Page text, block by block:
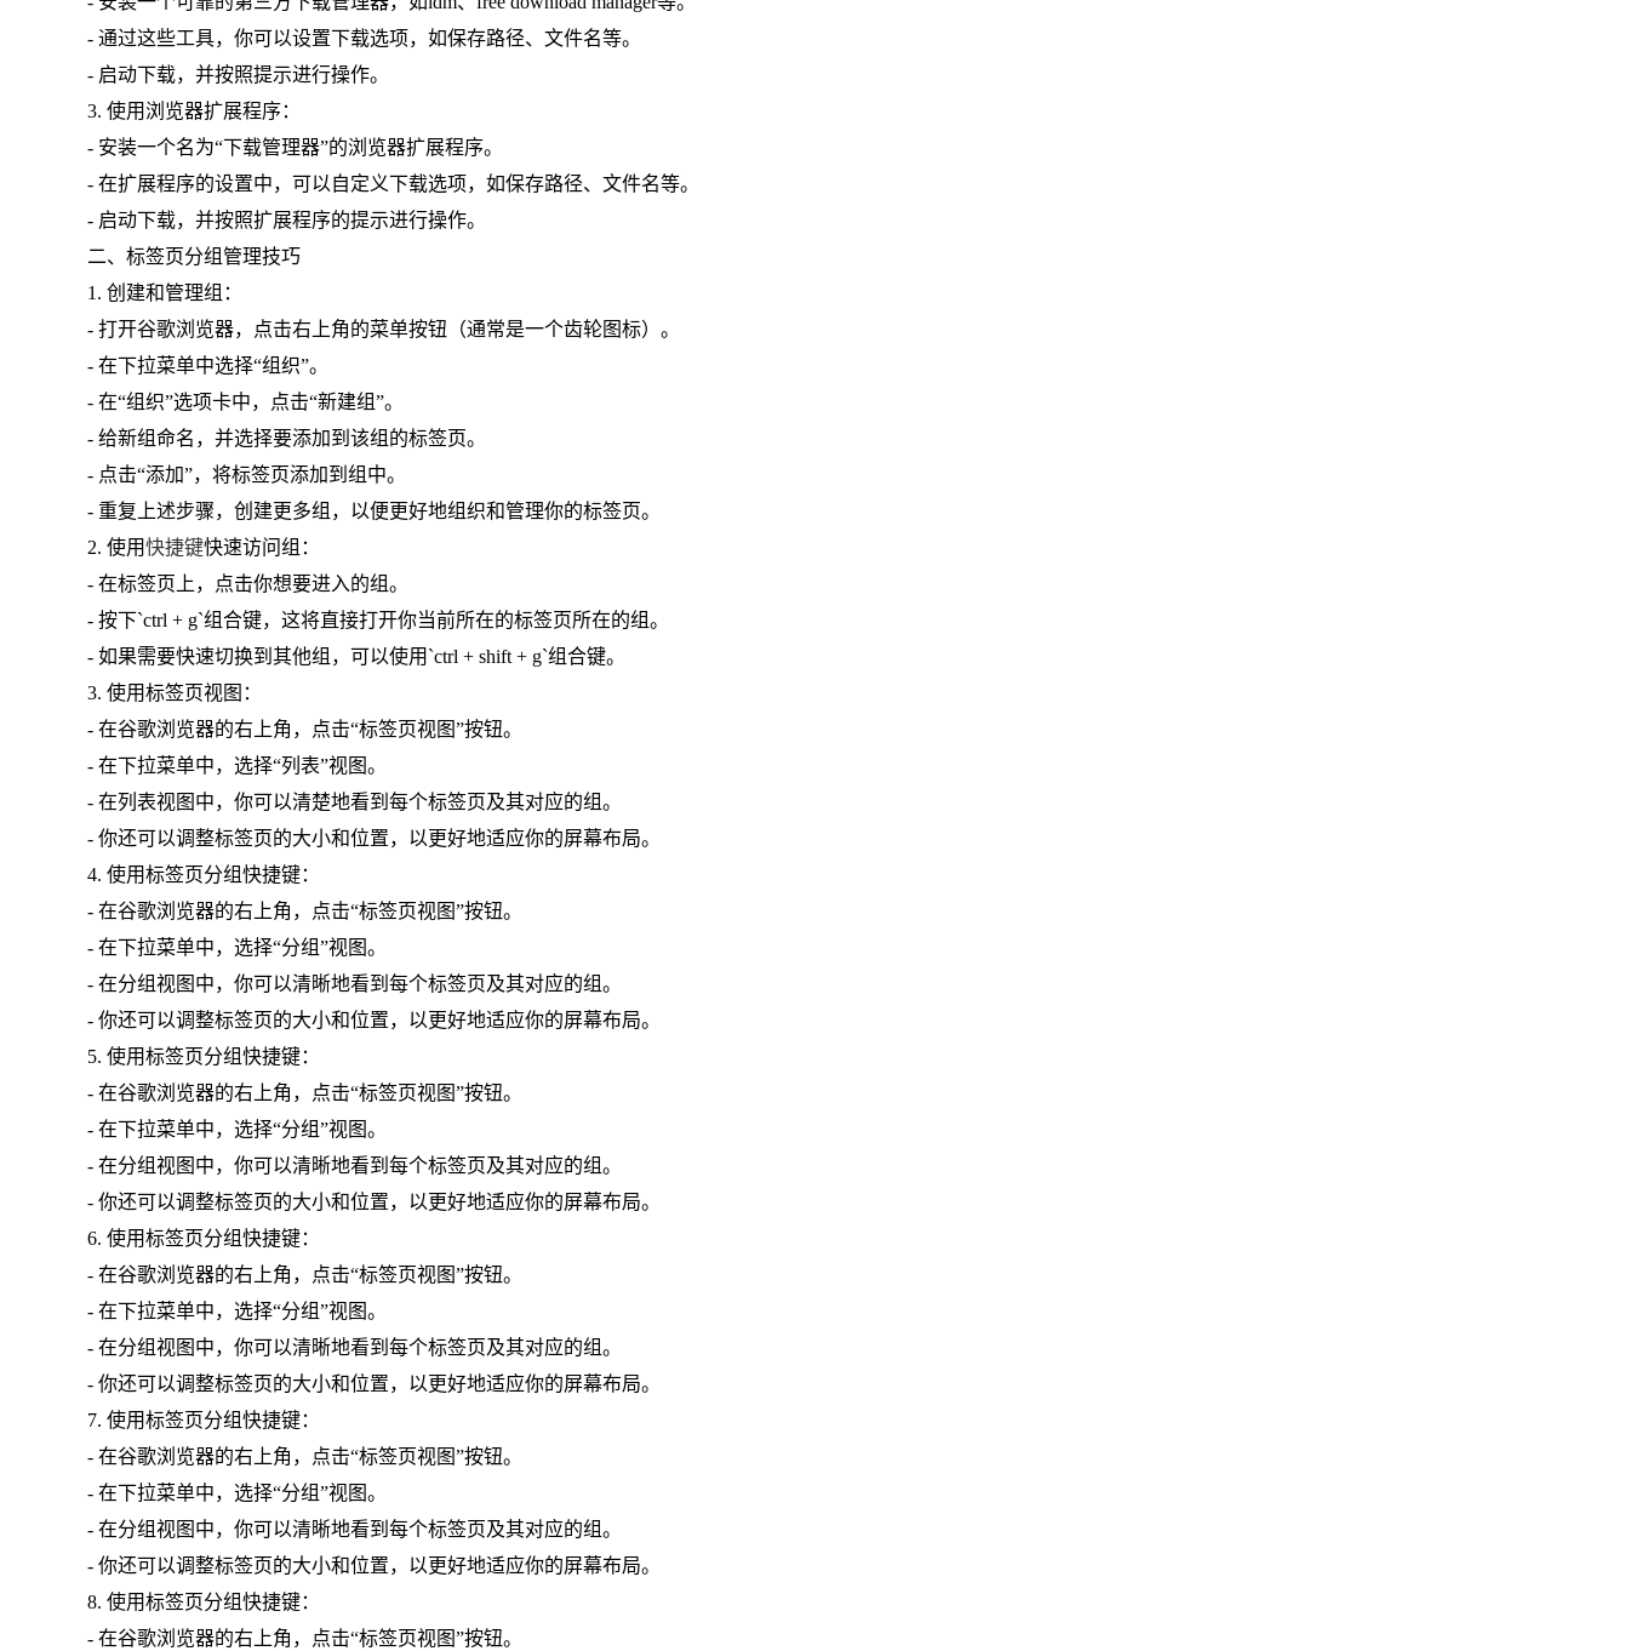
- 通过这些工具，你可以设置下载选项，如保存路径、文件名等。
- 启动下载，并按照提示进行操作。
3. 使用浏览器扩展程序：
- 安装一个名为“下载管理器”的浏览器扩展程序。
- 在扩展程序的设置中，可以自定义下载选项，如保存路径、文件名等。
- 启动下载，并按照扩展程序的提示进行操作。
二、标签页分组管理技巧
1. 创建和管理组：
- 打开谷歌浏览器，点击右上角的菜单按钮（通常是一个齿轮图标）。
- 在下拉菜单中选择“组织”。
- 在“组织”选项卡中，点击“新建组”。
- 给新组命名，并选择要添加到该组的标签页。
- 点击“添加”，将标签页添加到组中。
- 重复上述步骤，创建更多组，以便更好地组织和管理你的标签页。
2. 使用快捷键快速访问组：
- 在标签页上，点击你想要进入的组。
- 按下`ctrl + g`组合键，这将直接打开你当前所在的标签页所在的组。
- 如果需要快速切换到其他组，可以使用`ctrl + shift + g`组合键。
3. 使用标签页视图：
- 在谷歌浏览器的右上角，点击“标签页视图”按钮。
- 在下拉菜单中，选择“列表”视图。
- 在列表视图中，你可以清楚地看到每个标签页及其对应的组。
- 你还可以调整标签页的大小和位置，以更好地适应你的屏幕布局。
4. 使用标签页分组快捷键：
- 在谷歌浏览器的右上角，点击“标签页视图”按钮。
- 在下拉菜单中，选择“分组”视图。
- 在分组视图中，你可以清晰地看到每个标签页及其对应的组。
- 你还可以调整标签页的大小和位置，以更好地适应你的屏幕布局。
5. 使用标签页分组快捷键：
- 在谷歌浏览器的右上角，点击“标签页视图”按钮。
- 在下拉菜单中，选择“分组”视图。
- 在分组视图中，你可以清晰地看到每个标签页及其对应的组。
- 你还可以调整标签页的大小和位置，以更好地适应你的屏幕布局。
6. 使用标签页分组快捷键：
- 在谷歌浏览器的右上角，点击“标签页视图”按钮。
- 在下拉菜单中，选择“分组”视图。
- 在分组视图中，你可以清晰地看到每个标签页及其对应的组。
- 你还可以调整标签页的大小和位置，以更好地适应你的屏幕布局。
7. 使用标签页分组快捷键：
- 在谷歌浏览器的右上角，点击“标签页视图”按钮。
- 在下拉菜单中，选择“分组”视图。
- 在分组视图中，你可以清晰地看到每个标签页及其对应的组。
- 你还可以调整标签页的大小和位置，以更好地适应你的屏幕布局。
8. 使用标签页分组快捷键：
- 在谷歌浏览器的右上角，点击“标签页视图”按钮。